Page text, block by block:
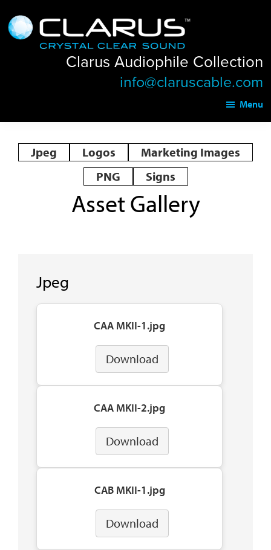
to
main
to
footer
Clarus
Audiophile
Collection
Clarus Audiophile Collection
info@claruscable.com
Menu
Jpeg Logos
Marketing Images
PNG
Signs
Asset Gallery
Jpeg
CAA MKII-1.jpg
Download
CAA MKII-2.jpg
Download
CAB MKII-1.jpg
Download